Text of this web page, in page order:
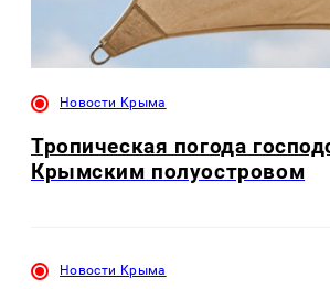
Новости Крыма
Тропическая погода
Крымским полуостровом
Новости Крыма